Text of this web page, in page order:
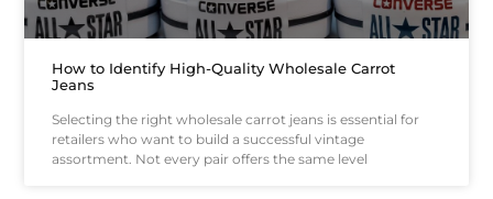
How to Identify High-Quality Wholesale Carrot
Jeans
Selecting the right wholesale carrot jeans is essential for
retailers who want to build a successful vintage
assortment. Not every pair offers the same level